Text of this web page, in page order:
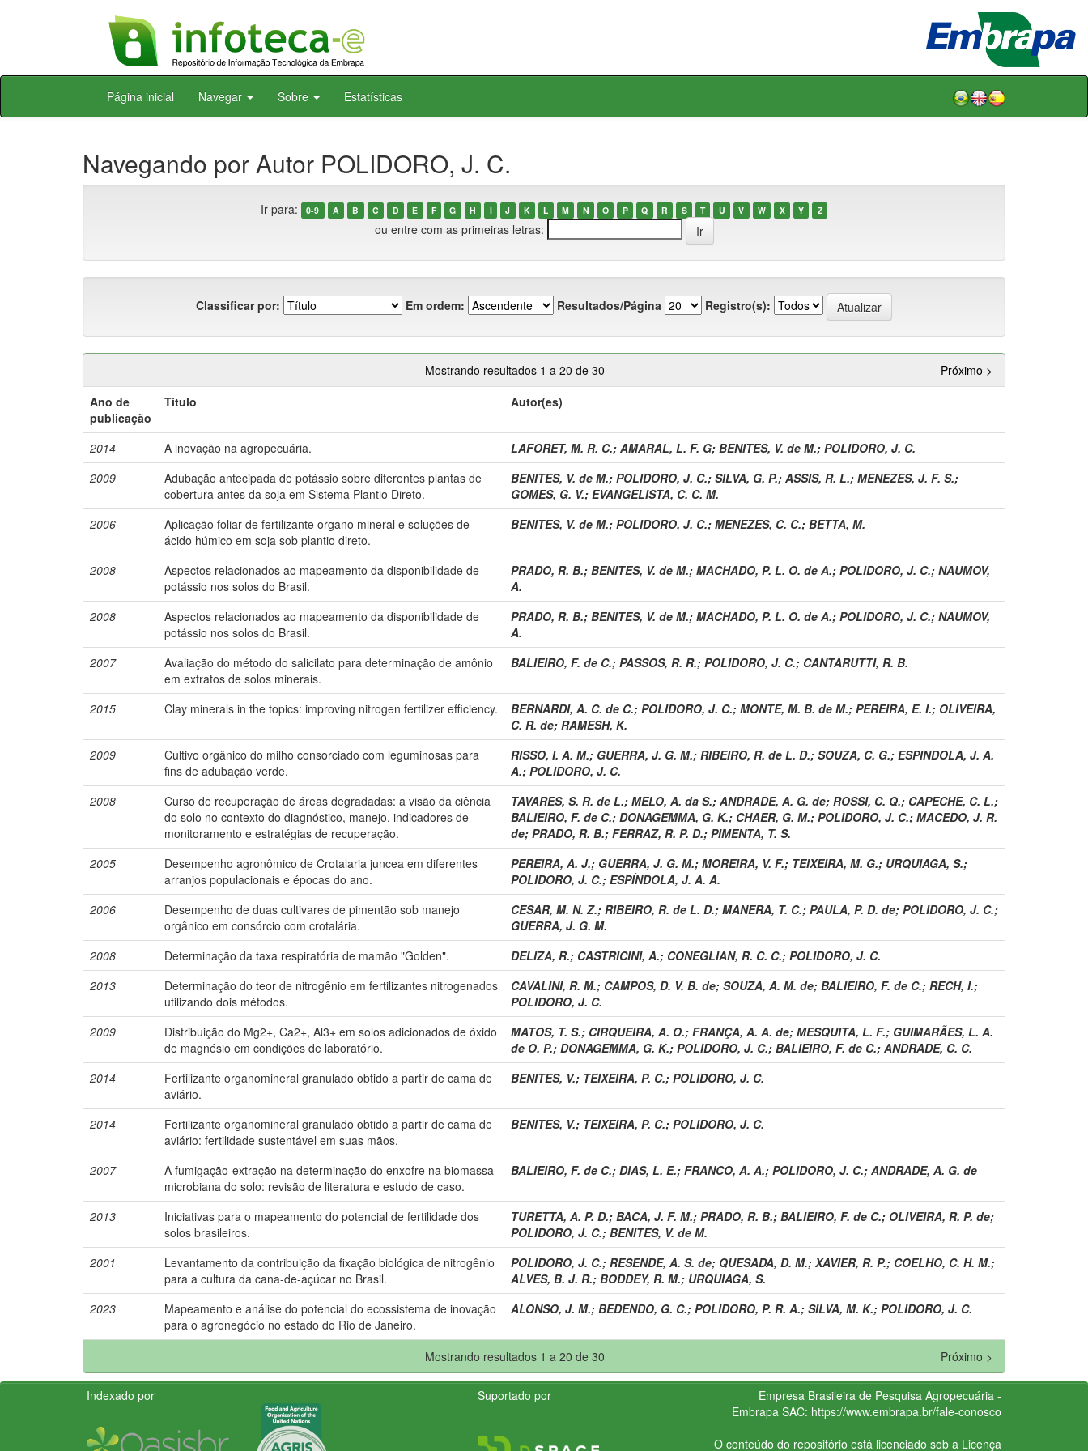
Skip
Página inicial Navegar Sobre Estatísticas
Navegando por Autor POLIDORO, J. C.
Ir para: 0-9 A B C D E F G H I J K L M N O P Q R S T U V W X Y Z
ou entre com as primeiras letras:
Classificar por: Em ordem: Resultados/Página Registro(s):
Mostrando resultados 1 a 20 de 30
Próximo >
Ano de
publicação
Título Autor(es)
2014 A inovação na agropecuária. LAFORET, M. R. C.; AMARAL, L. F. G; BENITES, V. de M.; POLIDORO, J. C.
2009
Adubação antecipada de potássio sobre diferentes plantas de
cobertura antes da soja em Sistema Plantio Direto.
BENITES, V. de M.; POLIDORO, J. C.; SILVA, G. P.; ASSIS, R. L.; MENEZES, J. F. S.;
GOMES, G. V.; EVANGELISTA, C. C. M.
2006
Aplicação foliar de fertilizante organo mineral e soluções de
ácido húmico em soja sob plantio direto.
BENITES, V. de M.; POLIDORO, J. C.; MENEZES, C. C.; BETTA, M.
2008
Aspectos relacionados ao mapeamento da disponibilidade de
potássio nos solos do Brasil.
PRADO, R. B.; BENITES, V. de M.; MACHADO, P. L. O. de A.; POLIDORO, J. C.; NAUMOV,
A.
2008
Aspectos relacionados ao mapeamento da disponibilidade de
potássio nos solos do Brasil.
PRADO, R. B.; BENITES, V. de M.; MACHADO, P. L. O. de A.; POLIDORO, J. C.; NAUMOV,
A.
2007
Avaliação do método do salicilato para determinação de amônio
em extratos de solos minerais.
BALIEIRO, F. de C.; PASSOS, R. R.; POLIDORO, J. C.; CANTARUTTI, R. B.
2015 Clay minerals in the topics: improving nitrogen fertilizer efficiency. BERNARDI, A. C. de C.; POLIDORO, J. C.; MONTE, M. B. de M.; PEREIRA, E. I.; OLIVEIRA,
C. R. de; RAMESH, K.
2009
Cultivo orgânico do milho consorciado com leguminosas para
fins de adubação verde.
RISSO, I. A. M.; GUERRA, J. G. M.; RIBEIRO, R. de L. D.; SOUZA, C. G.; ESPINDOLA, J. A.
A.; POLIDORO, J. C.
2008
Curso de recuperação de áreas degradadas: a visão da ciência
do solo no contexto do diagnóstico, manejo, indicadores de
monitoramento e estratégias de recuperação.
TAVARES, S. R. de L.; MELO, A. da S.; ANDRADE, A. G. de; ROSSI, C. Q.; CAPECHE, C. L.;
BALIEIRO, F. de C.; DONAGEMMA, G. K.; CHAER, G. M.; POLIDORO, J. C.; MACEDO, J. R.
de; PRADO, R. B.; FERRAZ, R. P. D.; PIMENTA, T. S.
2005
Desempenho agronômico de Crotalaria juncea em diferentes
arranjos populacionais e épocas do ano.
PEREIRA, A. J.; GUERRA, J. G. M.; MOREIRA, V. F.; TEIXEIRA, M. G.; URQUIAGA, S.;
POLIDORO, J. C.; ESPÍNDOLA, J. A. A.
2006
Desempenho de duas cultivares de pimentão sob manejo
orgânico em consórcio com crotalária.
CESAR, M. N. Z.; RIBEIRO, R. de L. D.; MANERA, T. C.; PAULA, P. D. de; POLIDORO, J. C.;
GUERRA, J. G. M.
2008
Determinação da taxa respiratória de mamão "Golden". DELIZA, R.; CASTRICINI, A.; CONEGLIAN, R. C. C.; POLIDORO, J. C.
2013
Determinação do teor de nitrogênio em fertilizantes nitrogenados
utilizando dois métodos.
CAVALINI, R. M.; CAMPOS, D. V. B. de; SOUZA, A. M. de; BALIEIRO, F. de C.; RECH, I.;
POLIDORO, J. C.
2009
Distribuição do Mg2+, Ca2+, Al3+ em solos adicionados de óxido
de magnésio em condições de laboratório.
MATOS, T. S.; CIRQUEIRA, A. O.; FRANÇA, A. A. de; MESQUITA, L. F.; GUIMARÃES, L. A.
de O. P.; DONAGEMMA, G. K.; POLIDORO, J. C.; BALIEIRO, F. de C.; ANDRADE, C. C.
2014
Fertilizante organomineral granulado obtido a partir de cama de
aviário.
BENITES, V.; TEIXEIRA, P. C.; POLIDORO, J. C.
2014
Fertilizante organomineral granulado obtido a partir de cama de
aviário: fertilidade sustentável em suas mãos.
BENITES, V.; TEIXEIRA, P. C.; POLIDORO, J. C.
2007
A fumigação-extração na determinação do enxofre na biomassa
microbiana do solo: revisão de literatura e estudo de caso.
BALIEIRO, F. de C.; DIAS, L. E.; FRANCO, A. A.; POLIDORO, J. C.; ANDRADE, A. G. de
2013
Iniciativas para o mapeamento do potencial de fertilidade dos
solos brasileiros.
TURETTA, A. P. D.; BACA, J. F. M.; PRADO, R. B.; BALIEIRO, F. de C.; OLIVEIRA, R. P. de;
POLIDORO, J. C.; BENITES, V. de M.
2001
Levantamento da contribuição da fixação biológica de nitrogênio
para a cultura da cana-de-açúcar no Brasil.
POLIDORO, J. C.; RESENDE, A. S. de; QUESADA, D. M.; XAVIER, R. P.; COELHO, C. H. M.;
ALVES, B. J. R.; BODDEY, R. M.; URQUIAGA, S.
2023
Mapeamento e análise do potencial do ecossistema de inovação
para o agronegócio no estado do Rio de Janeiro.
ALONSO, J. M.; BEDENDO, G. C.; POLIDORO, P. R. A.; SILVA, M. K.; POLIDORO, J. C.
Mostrando resultados 1 a 20 de 30 Próximo >
Indexado por Suportado por
Empresa Brasileira de Pesquisa Agropecuária -
Embrapa SAC: https://www.embrapa.br/fale-conosco
O conteúdo do repositório está licenciado sob a Licença